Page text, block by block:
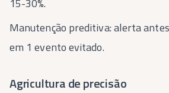
15-30%.
Manutenção preditiva: alerta
em 1 evento evitado.
Agricultura de precisão